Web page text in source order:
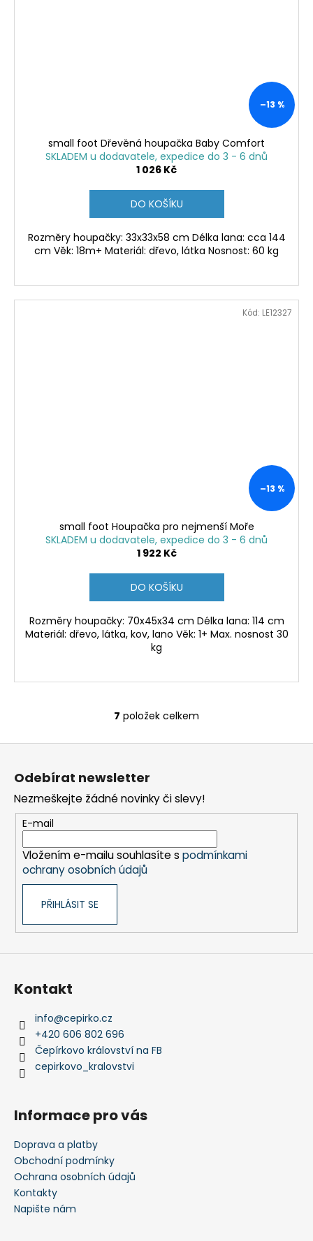
–13 %
small foot Dřevěná houpačka Baby Comfort
SKLADEM u dodavatele, expedice do 3 - 6 dnů
1 026 Kč
DO KOŠÍKU
Rozměry houpačky: 33x33x58 cm Délka lana: cca 144
cm Věk: 18m+ Materiál: dřevo, látka Nosnost: 60 kg
–13 %
small foot Houpačka pro nejmenší Moře
SKLADEM u dodavatele, expedice do 3 - 6 dnů
1 922 Kč
DO KOŠÍKU
Rozměry houpačky: 70x45x34 cm Délka lana: 114 cm
Materiál: dřevo, látka, kov, lano Věk: 1+ Max. nosnost 30
kg
Kód: LE12327
O
v
a
c
í
p
r
ý
p
7 položek celkem
Odebírat newsletter
Nezmeškejte žádné novinky či slevy!
E-mail
Vložením e-mailu souhlasíte s podmínkami
ochrany osobních údajů
PŘIHLÁSIT SE
Kontakt
info@cepirko.cz
+420 606 802 696
Čepírkovo království na FB
cepirkovo_kralovstvi
Informace pro vás
Doprava a platby
Obchodní podmínky
Ochrana osobních údajů
Kontakty
Napište nám